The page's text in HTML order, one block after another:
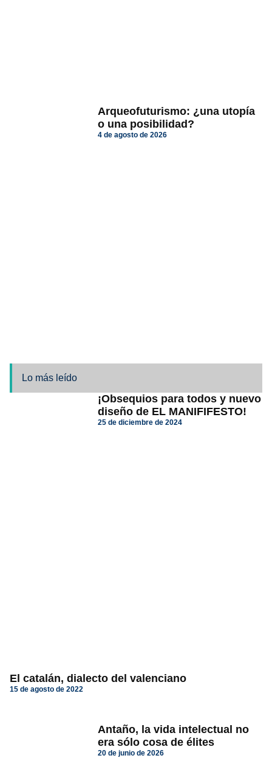
Arqueofuturismo: ¿una utopía
o una posibilidad?
4 de agosto de 2026
Lo más leído
¡Obsequios para todos y nuevo
diseño de EL MANIFIFESTO!
25 de diciembre de 2024
El catalán, dialecto del valenciano
15 de agosto de 2022
Antaño, la vida intelectual no
era sólo cosa de élites
20 de junio de 2026